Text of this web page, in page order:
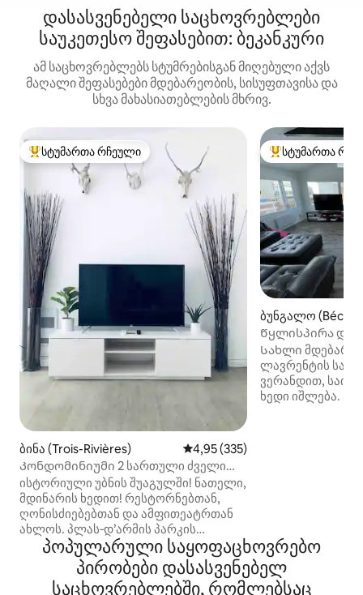
დასასვენებელი საცხოვრებლები
საუკეთესო შეფასებით: ბეკანკური
ამ საცხოვრებლებს სტუმრებისგან მიღებული აქვს
მაღალი შეფასებები მდებარეობის, სისუფთავისა და
სხვა მახასიათებლების მხრივ.
სტუმართა რჩეული მოწინავე ვარიანტი
სტუმართა რჩეული
ბინა (Trois-Rivières) საშუალო შეფასებაა 5‑დან
4,95 (335)
Კონდომინიუმი 2 სართული ძველი
Trois-Rivières წყალთან
ისტორიული უბნის შუაგულში! ნათელი,
მდინარის ხედით! რესტორნებთან,
ღონისძიებებთან და ამფითეატრთან
ახლოს. პლას‑დ’არმის პარკის
მოპირდაპირედ, პატარა, მშვიდ და
მომხიბლავ ქუჩაზე, ძველ
ტრუა‑რივიერში. სასტუმროზე უკეთესი:
2 საძინებელი, 2 მისაღები,
სტუმართა
სტუმართა
ბუნგალო
Წყლისპირა
Სახლი
ლავრენტის
ვერანდით,
ხედი იშლება. 5
ბუნებაში
წყლის სპორტის
სხვა
(ტურისტული
პოპულარული საყოფაცხოვრებო
პირობები დასასვენებელ
საცხოვრებლებში, რომლებსაც